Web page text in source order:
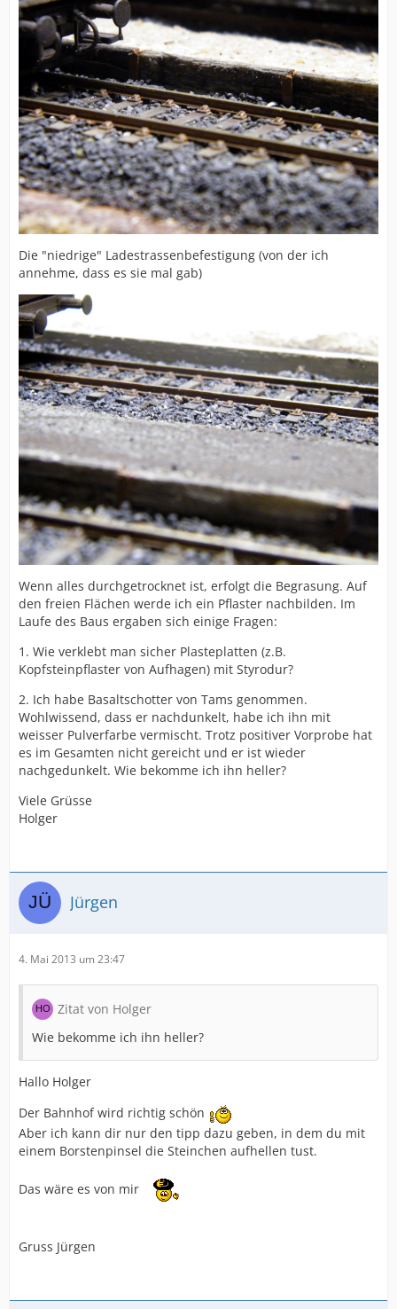
Die "niedrige" Ladestrassenbefestigung (von der ich
annehme, dass es sie mal gab)
Wenn alles durchgetrocknet ist, erfolgt die Begrasung. Auf
den freien Flächen werde ich ein Pflaster nachbilden. Im
Laufe des Baus ergaben sich einige Fragen:
1. Wie verklebt man sicher Plasteplatten (z.B.
Kopfsteinpflaster von Aufhagen) mit Styrodur?
2. Ich habe Basaltschotter von Tams genommen.
Wohlwissend, dass er nachdunkelt, habe ich ihn mit
weisser Pulverfarbe vermischt. Trotz positiver Vorprobe hat
es im Gesamten nicht gereicht und er ist wieder
nachgedunkelt. Wie bekomme ich ihn heller?
Viele Grüsse
Holger
Jürgen
4. Mai 2013 um 23:47
Zitat von Holger
Wie bekomme ich ihn heller?
Hallo Holger
Der Bahnhof wird richtig schön
Aber ich kann dir nur den tipp dazu geben, in dem du mit
einem Borstenpinsel die Steinchen aufhellen tust.
Das wäre es von mir
Gruss Jürgen